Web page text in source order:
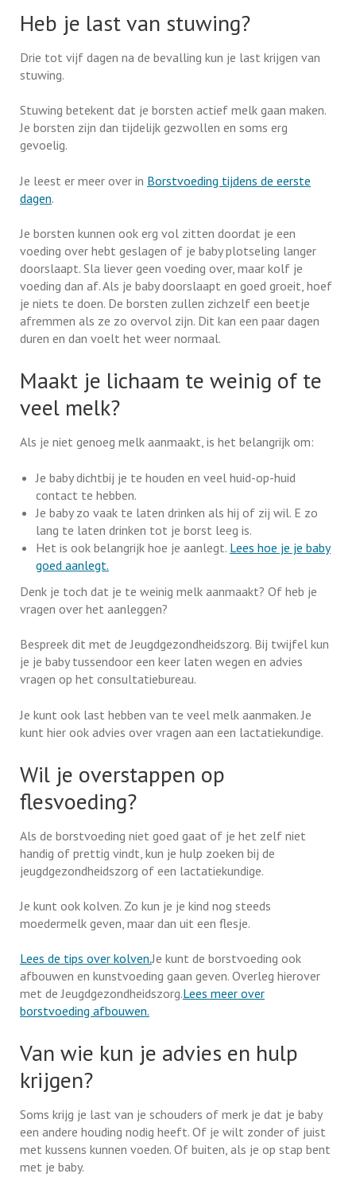
Heb je last van stuwing?
Drie tot vijf dagen na de bevalling kun je last krijgen van
stuwing.
Stuwing betekent dat je borsten actief melk gaan maken.
Je borsten zijn dan tijdelijk gezwollen en soms erg
gevoelig.
Je leest er meer over in Borstvoeding tijdens de eerste
dagen.
Je borsten kunnen ook erg vol zitten doordat je een
voeding over hebt geslagen of je baby plotseling langer
doorslaapt. Sla liever geen voeding over, maar kolf je
voeding dan af. Als je baby doorslaapt en goed groeit, hoef
je niets te doen. De borsten zullen zichzelf een beetje
afremmen als ze zo overvol zijn. Dit kan een paar dagen
duren en dan voelt het weer normaal.
Maakt je lichaam te weinig of te
veel melk?
Als je niet genoeg melk aanmaakt, is het belangrijk om:
Je baby dichtbij je te houden en veel huid-op-huid
contact te hebben.
Je baby zo vaak te laten drinken als hij of zij wil. E zo
lang te laten drinken tot je borst leeg is.
Het is ook belangrijk hoe je aanlegt. Lees hoe je je baby
goed aanlegt.
Denk je toch dat je te weinig melk aanmaakt? Of heb je
vragen over het aanleggen?
Bespreek dit met de Jeugdgezondheidszorg. Bij twijfel kun
je je baby tussendoor een keer laten wegen en advies
vragen op het consultatiebureau.
Je kunt ook last hebben van te veel melk aanmaken. Je
kunt hier ook advies over vragen aan een lactatiekundige.
Wil je overstappen op
flesvoeding?
Als de borstvoeding niet goed gaat of je het zelf niet
handig of prettig vindt, kun je hulp zoeken bij de
jeugdgezondheidszorg of een lactatiekundige.
Je kunt ook kolven. Zo kun je je kind nog steeds
moedermelk geven, maar dan uit een flesje.
Lees de tips over kolven.Je kunt de borstvoeding ook
afbouwen en kunstvoeding gaan geven. Overleg hierover
met de Jeugdgezondheidszorg.Lees meer over
borstvoeding afbouwen.
Van wie kun je advies en hulp
krijgen?
Soms krijg je last van je schouders of merk je dat je baby
een andere houding nodig heeft. Of je wilt zonder of juist
met kussens kunnen voeden. Of buiten, als je op stap bent
met je baby.